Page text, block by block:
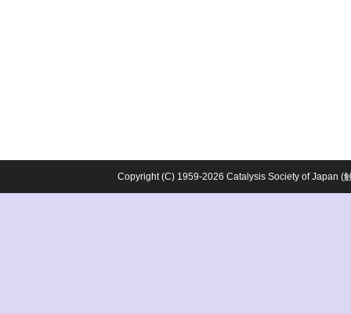
Copyright (C) 1959-2026 Catalysis Society of Japan (